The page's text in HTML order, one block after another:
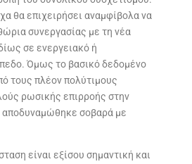
θα επιχειρήσει αναμφίβολα να
συνεργασίας με τη νέα
σε ενεργειακό ή
Όμως το βασικό δεδομένο
τους πλέον πολύτιμους
ρωσικής επιρροής στην
σοβαρά με
είναι εξίσου σημαντική και